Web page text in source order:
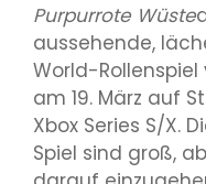
Purpurrote Wüste
aussehende,
World-Rollenspiel
am 19. März auf
Xbox Series S/X.
Spiel sind groß,